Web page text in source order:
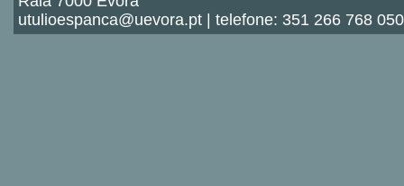
utulioespanca@uevora.pt | telefone: 351 266 768 050